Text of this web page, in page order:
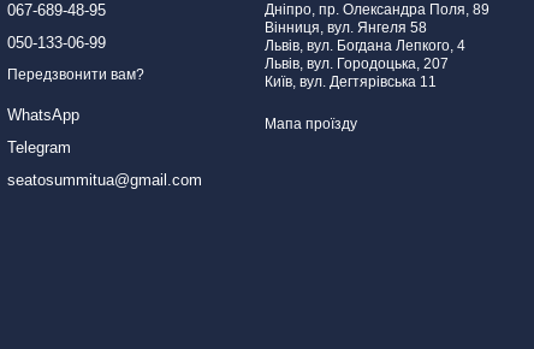
067-689-48-95
050-133-06-99
Передзвонити вам?
WhatsApp
Telegram
seatosummitua@gmail.com
Дніпро, пр. Олександра Поля, 89
Вінниця, вул. Янгеля 58
Львів, вул. Богдана Лепкого, 4
Львів, вул. Городоцька, 207
Київ, вул. Дегтярівська 11
Мапа проїзду